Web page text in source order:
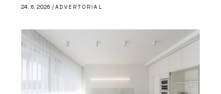
24. 6. 2026 / ADVERTORIAL